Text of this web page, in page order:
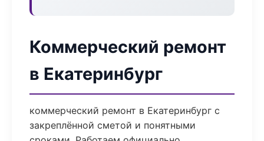
Коммерческий ремонт
в Екатеринбург
коммерческий ремонт в Екатеринбург с
закреплённой сметой и понятными